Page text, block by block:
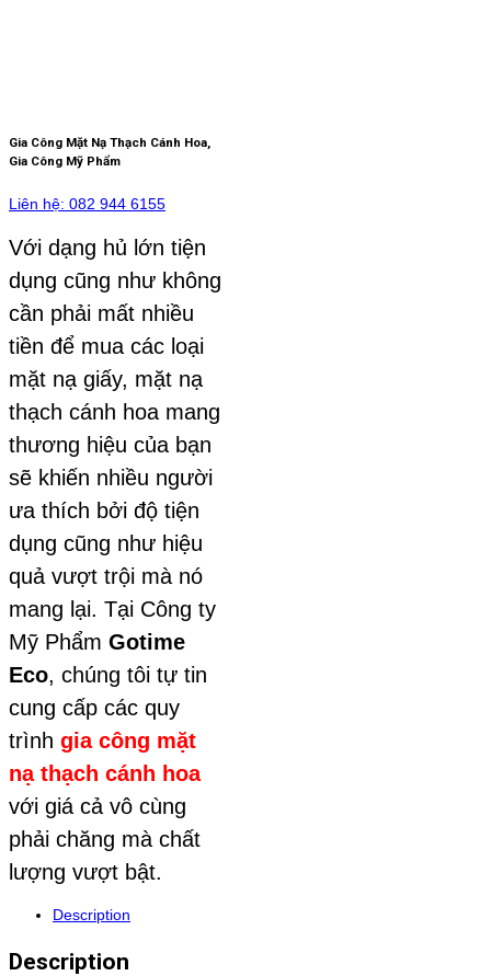
Gia Công Mặt Nạ Thạch Cánh Hoa,
Gia Công Mỹ Phẩm
Liên hệ: 082 944 6155
Với dạng hủ lớn tiện
dụng cũng như không
cần phải mất nhiều
tiền để mua các loại
mặt nạ giấy, mặt nạ
thạch cánh hoa mang
thương hiệu của bạn
sẽ khiến nhiều người
ưa thích bởi độ tiện
dụng cũng như hiệu
quả vượt trội mà nó
mang lại. Tại Công ty
Mỹ Phẩm Gotime
Eco, chúng tôi tự tin
cung cấp các quy
trình gia công mặt
nạ thạch cánh hoa
với giá cả vô cùng
phải chăng mà chất
lượng vượt bật.
Description
Description